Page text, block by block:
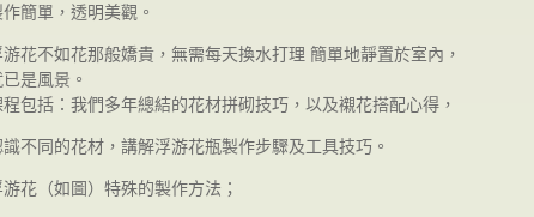
簡單，透明美觀。
花不如花那般嬌貴，無需每天換水打理 簡單地靜置於室內，
是風景。
包括： 我們多年總結的花材拼砌技巧，以及襯花搭配心得，
識不同的花材，講解浮游花瓶製作步驟及工具技巧。
花（如圖）特殊的製作方法；